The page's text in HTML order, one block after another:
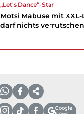
„Let's Dance“-Star
Motsi Mabuse mit
darf nichts verrutschen
Google